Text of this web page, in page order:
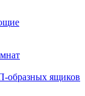
образных ящиков